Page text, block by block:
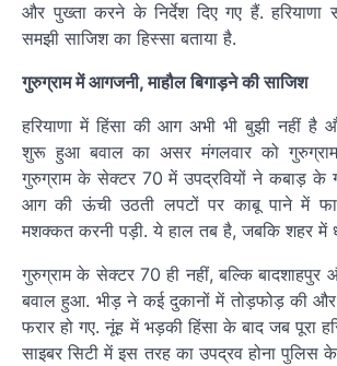
और पुख्ता करने के निर्देश दिए गए हैं. हरियाणा
समझी साजिश का हिस्सा बताया है.
गुरुग्राम में आगजनी, माहौल बिगाड़ने की साजिश
हरियाणा में हिंसा की आग अभी भी बुझी नहीं है
शुरू हुआ बवाल का असर मंगलवार को
गुरुग्राम के सेक्टर 70 में उपद्रवियों ने कबाड़ के
आग की ऊंची उठती लपटों पर काबू पाने में
मशक्कत करनी पड़ी. ये हाल तब है, जबकि शहर में
गुरुग्राम के सेक्टर 70 ही नहीं, बल्कि बादशाहपुर
बवाल हुआ. भीड़ ने कई दुकानों में तोड़फोड़ की
फरार हो गए. नूंह में भड़की हिंसा के बाद जब पूरा
साइबर सिटी में इस तरह का उपद्रव होना पुलिस